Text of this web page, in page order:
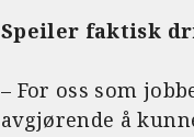
Speiler faktisk
– For oss som
avgjørende å